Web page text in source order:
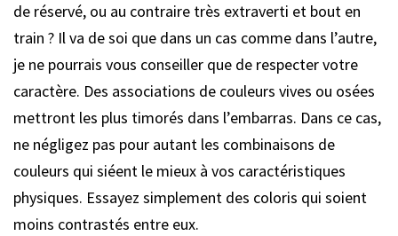
de réservé, ou au contraire très extraverti et bout en
train ? Il va de soi que dans un cas comme dans l’autre,
je ne pourrais vous conseiller que de respecter votre
caractère. Des associations de couleurs vives ou osées
mettront les plus timorés dans l’embarras. Dans ce cas,
ne négligez pas pour autant les combinaisons de
couleurs qui siéent le mieux à vos caractéristiques
physiques. Essayez simplement des coloris qui soient
moins contrastés entre eux.